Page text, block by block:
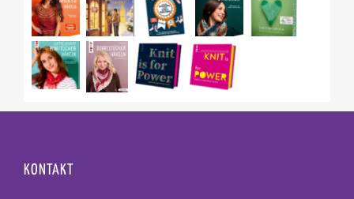
KONTAKT